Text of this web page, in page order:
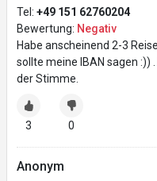
Tel: +49 151 62760204
Bewertung: Negativ
Habe anscheinend 2-3
sollte meine IBAN sagen :))
der Stimme.
3 0
Anonym